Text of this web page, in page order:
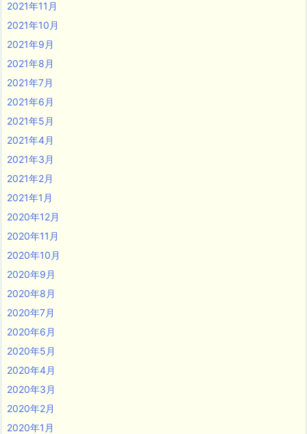
2021年11月
2021年10月
2021年9月
2021年8月
2021年7月
2021年6月
2021年5月
2021年4月
2021年3月
2021年2月
2021年1月
2020年12月
2020年11月
2020年10月
2020年9月
2020年8月
2020年7月
2020年6月
2020年5月
2020年4月
2020年3月
2020年2月
2020年1月